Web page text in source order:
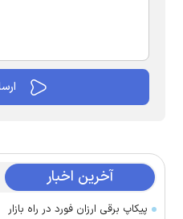
آخرین اخبار
پیکاپ برقی ارزان فورد در راه بازار